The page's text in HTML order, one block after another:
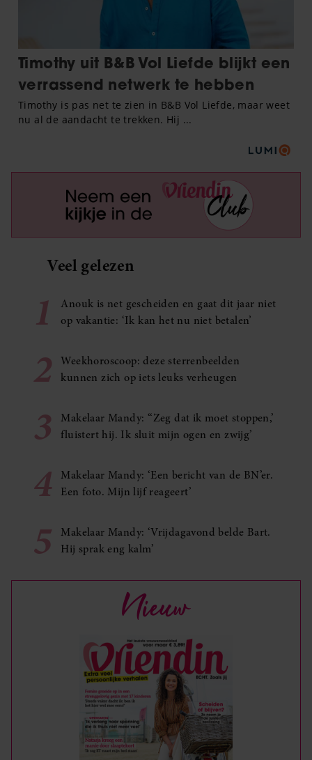
Veel gelezen
1
Anouk is net gescheiden en gaat dit jaar niet
op vakantie: ‘Ik kan het nu niet betalen’
2
Weekhoroscoop: deze sterrenbeelden
kunnen zich op iets leuks verheugen
3
Makelaar Mandy: ‘‘Zeg dat ik moet stoppen,’
fluistert hij. Ik sluit mijn ogen en zwijg’
4
Makelaar Mandy: ‘Een bericht van de BN’er.
Een foto. Mijn lijf reageert’
5
Makelaar Mandy: ‘Vrijdagavond belde Bart.
Hij sprak eng kalm’
Nieuw